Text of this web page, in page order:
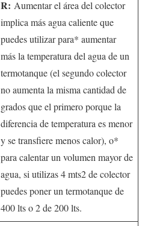
R: Aumentar el área del colector
implica más agua caliente que
puedes utilizar para* aumentar
más la temperatura del agua de un
termotanque (el segundo colector
no aumenta la misma cantidad de
grados que el primero porque la
diferencia de temperatura es menor
y se transfiere menos calor), o*
para calentar un volumen mayor de
agua, si utilizas 4 mts2 de colector
puedes poner un termotanque de
400 lts o 2 de 200 lts.